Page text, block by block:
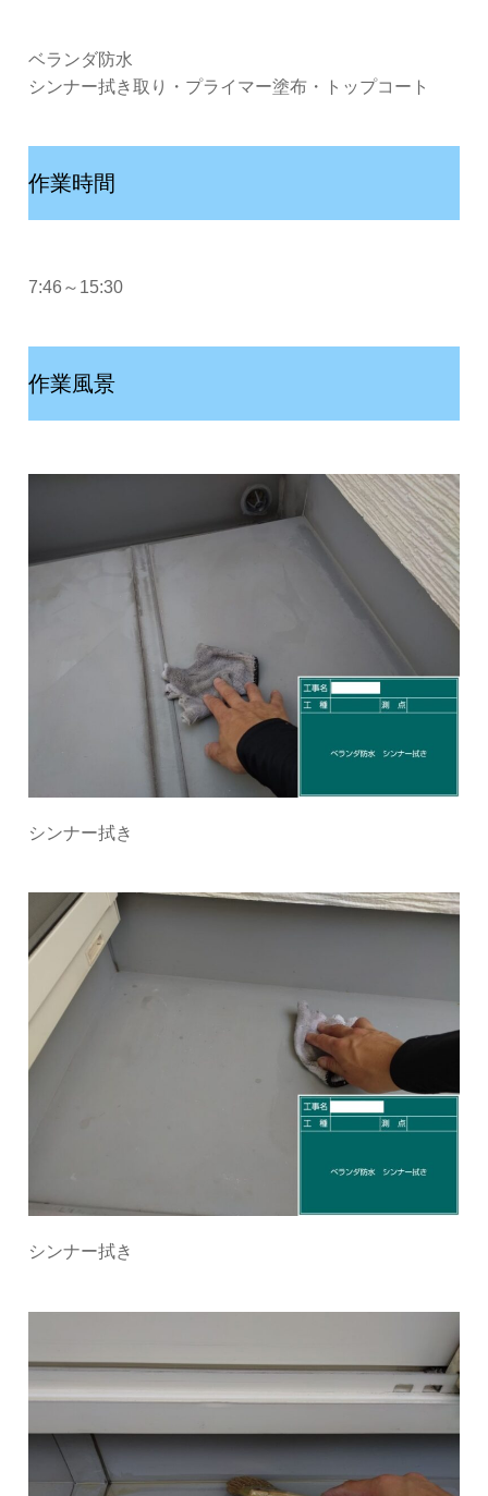
ベランダ防水
シンナー拭き取り・プライマー塗布・トップコート
作業時間
7:46～15:30
作業風景
シンナー拭き
シンナー拭き